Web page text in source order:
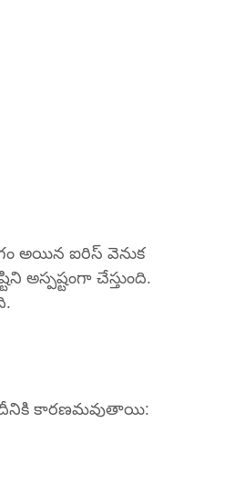
అయిన ఐరిస్ వెనుక
అస్పష్టంగా చేస్తుంది.
దీనికి కారణమవుతాయి: